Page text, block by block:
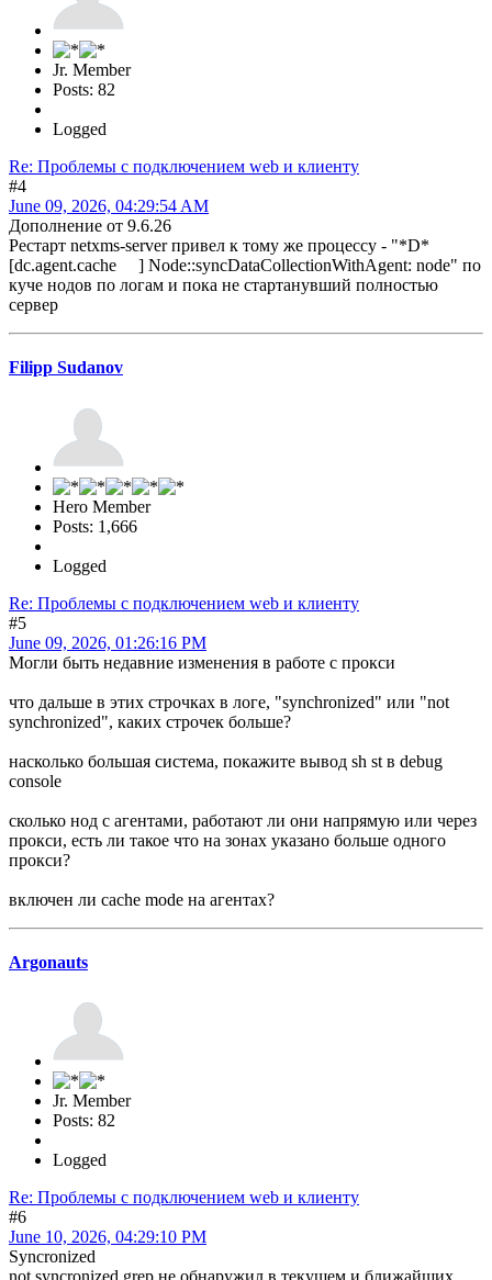
Jr. Member
Posts: 82
Logged
Re: Проблемы с подключением web и клиенту
#4
June 09, 2026, 04:29:54 AM
Дополнение от 9.6.26
Рестарт netxms-server привел к тому же процессу - "*D*
[dc.agent.cache ] Node::syncDataCollectionWithAgent: node" по
куче нодов по логам и пока не стартанувший полностью
сервер
Filipp Sudanov
Hero Member
Posts: 1,666
Logged
Re: Проблемы с подключением web и клиенту
#5
June 09, 2026, 01:26:16 PM
Могли быть недавние изменения в работе с прокси
что дальше в этих строчках в логе, "synchronized" или "not
synchronized", каких строчек больше?
насколько большая система, покажите вывод sh st в debug
console
сколько нод с агентами, работают ли они напрямую или через
прокси, есть ли такое что на зонах указано больше одного
прокси?
включен ли cache mode на агентах?
Argonauts
Jr. Member
Posts: 82
Logged
Re: Проблемы с подключением web и клиенту
#6
June 10, 2026, 04:29:10 PM
Syncronized